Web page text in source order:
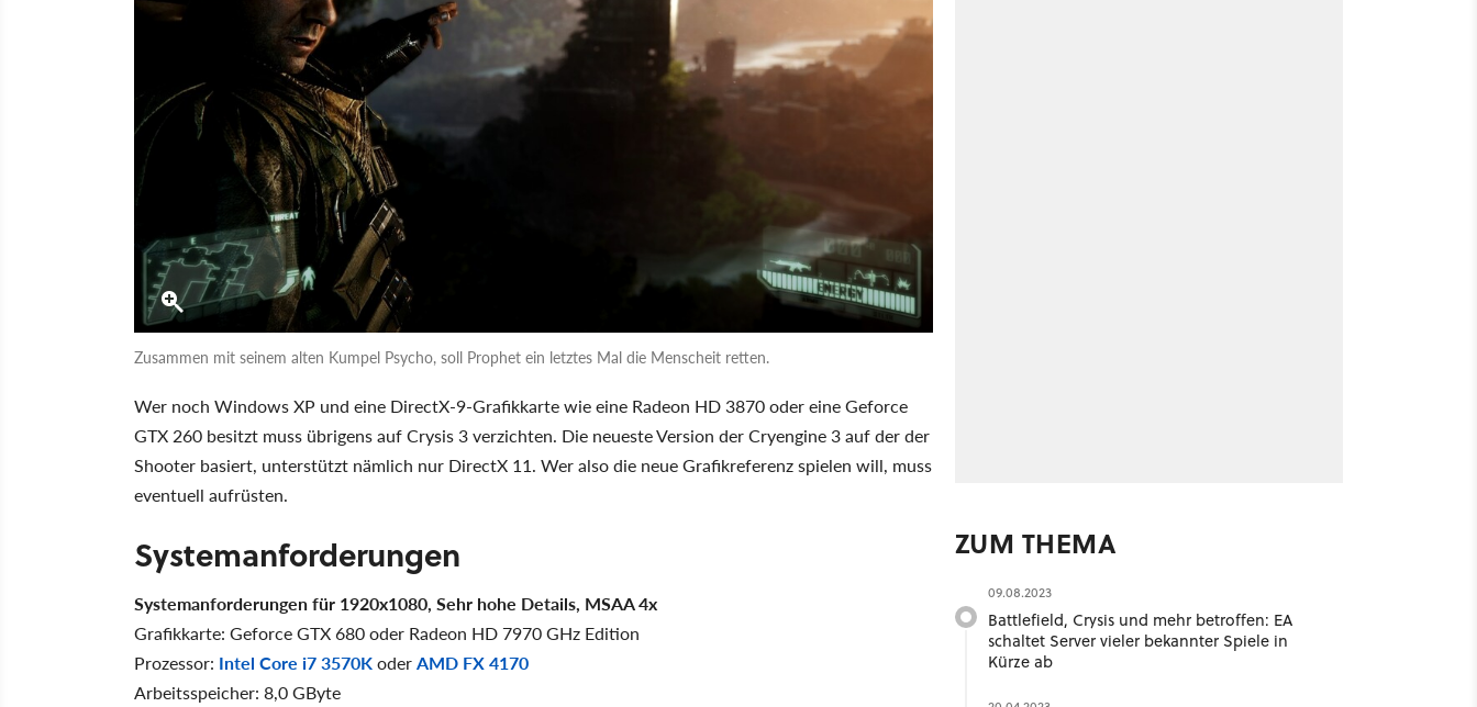
Zusammen mit seinem alten Kumpel Psycho, soll Prophet ein letztes Mal die Menscheit retten.
Wer noch Windows XP und eine DirectX-9-Grafikkarte wie eine Radeon HD 3870 oder eine Geforce
GTX 260 besitzt muss übrigens auf Crysis 3 verzichten. Die neueste Version der Cryengine 3 auf der der
Shooter basiert, unterstützt nämlich nur DirectX 11. Wer also die neue Grafikreferenz spielen will, muss
eventuell aufrüsten.
Systemanforderungen
Systemanforderungen für 1920x1080, Sehr hohe Details, MSAA 4x
Grafikkarte: Geforce GTX 680 oder Radeon HD 7970 GHz Edition
Prozessor: Intel Core i7 3570KoderAMD FX 4170
Arbeitsspeicher: 8,0 GByte
ZUM THEMA
09.08.2023
Battlefield, Crysis und mehr betroffen: EA
schaltet Server vieler bekannter Spiele in
Kürze ab